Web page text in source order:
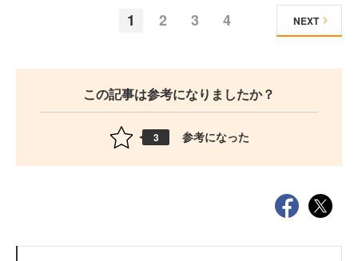
1 2 3 4 NEXT
この記事は参考になりましたか？
3 参考になった